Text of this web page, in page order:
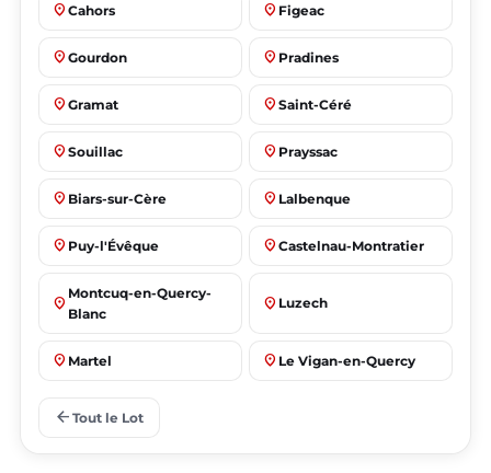
place Cahors place Figeac
place Gourdon place Pradines
place Gramat place Saint-Céré
place Souillac place Prayssac
place Biars-sur-Cère place Lalbenque
place Puy-l'Évêque place Castelnau-Montratier
place
Montcuq-en-Quercy-
Blanc
place Luzech
place Martel place Le Vigan-en-Quercy
place
arrow_back Tout le Lot